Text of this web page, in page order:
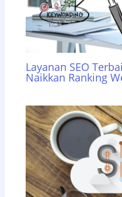
Layanan SEO
Naikkan Ranking